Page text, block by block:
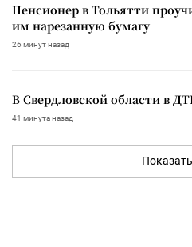
Пенсионер в Тольятти
им нарезанную бумагу
26 минут назад
В Свердловской области в
41 минута назад